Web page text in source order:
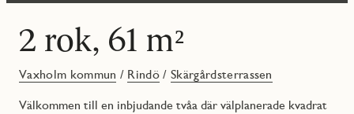
2 rok, 61 m²
Vaxholm kommun / Rindö /Skärgårdsterrassen
Välkommen till en inbjudande tvåa där välplanerade kvadrat